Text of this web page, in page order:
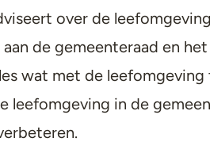
over de
de gemeenteraad en
wat met de leefomgeving
leefomgeving in de